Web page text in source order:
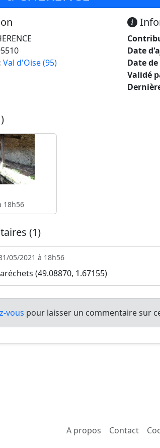
Val d'Oise (95)
Date
Date
Validé
18h56
(1)
05/2021 à 18h56
(49.08870, 1.67155)
vous pour laisser un commentaire sur
A propos Contact